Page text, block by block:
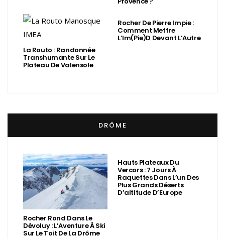
La Routo : Randonnée
Transhumante Sur Le
Plateau De Valensole
Rocher De Pierre Impie :
Comment Mettre
L’Im(Pie)d Devant L’Autre
DRÔME
Rocher Rond Dans Le
Dévoluy : L’Aventure À Ski
Sur Le Toit De La Drôme
Hauts Plateaux Du
Vercors : 7 Jours À
Raquettes Dans L’un Des
Plus Grands Déserts
D’altitude D’Europe